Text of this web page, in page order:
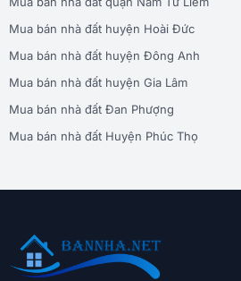
Mua bán nhà đất huyện Hoài Đức
Mua bán nhà đất huyện Đông Anh
Mua bán nhà đất huyện Gia Lâm
Mua bán nhà đất Đan Phượng
Mua bán nhà đất Huyện Phúc Thọ